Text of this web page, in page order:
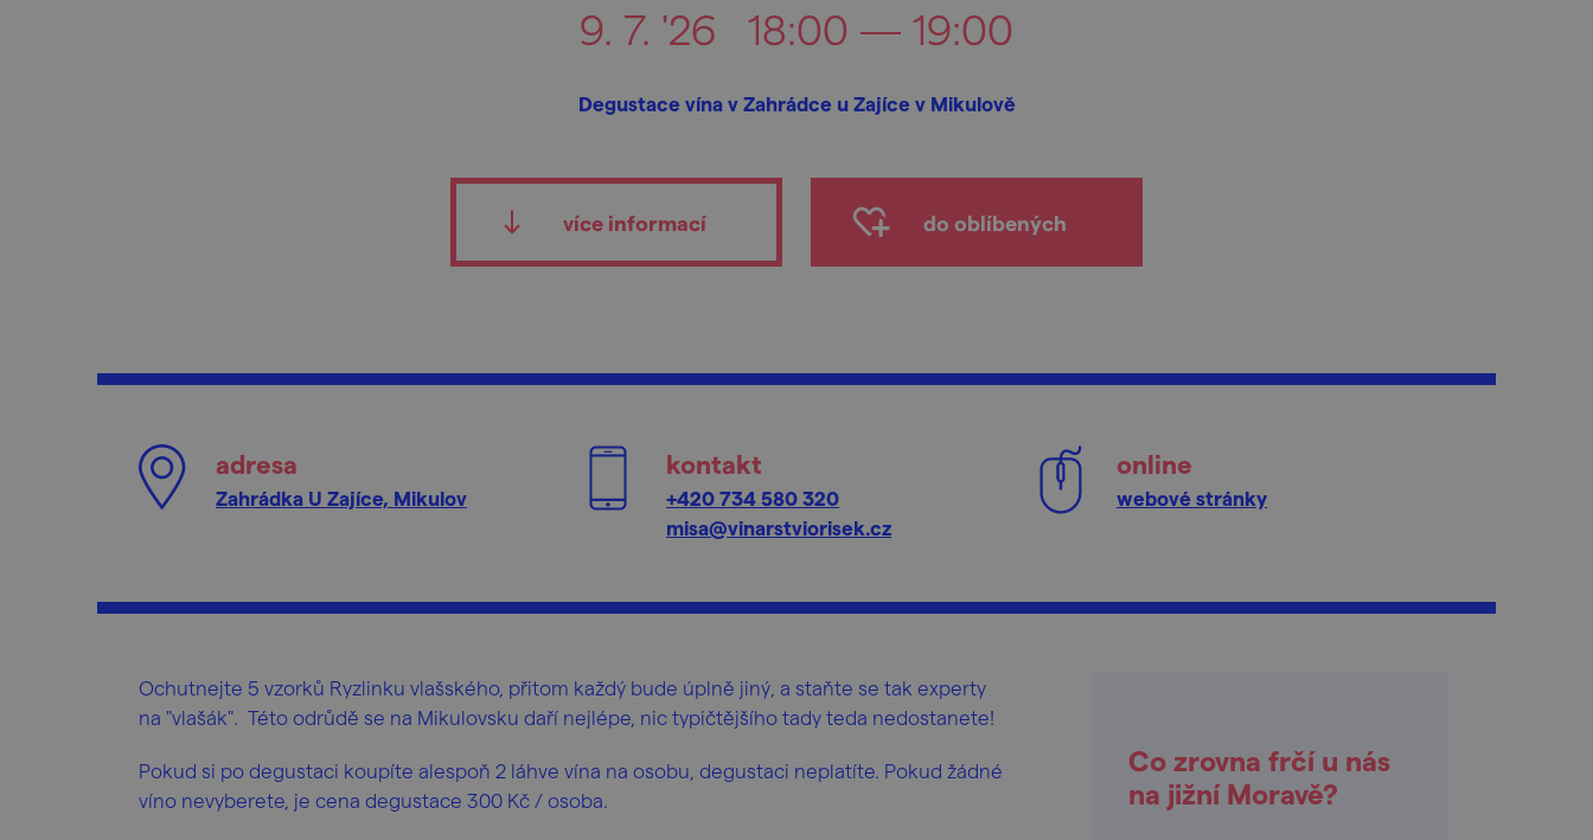
9. 7. '26 18:00 — 19:00
Degustace vína v Zahrádce u Zajíce v Mikulově
více informací do oblíbených
adresa
Zahrádka U Zajíce, Mikulov
kontakt
+420 734 580 320
misa@vinarstviorisek.cz
online
webové stránky
Ochutnejte 5 vzorků Ryzlinku vlašského, přitom každý bude úplně jiný, a staňte se tak experty
na "vlašák". Této odrůdě se na Mikulovsku daří nejlépe, nic typičtějšího tady teda nedostanete!
Pokud si po degustaci koupíte alespoň 2 láhve vína na osobu, degustaci neplatíte. Pokud žádné
víno nevyberete, je cena degustace 300 Kč / osoba.
Co zrovna frčí u nás
na jižní Moravě?